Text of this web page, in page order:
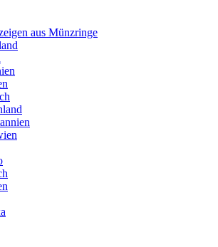
aus Münzringe